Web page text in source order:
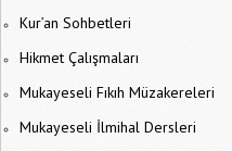
Kur’an Sohbetleri
Hikmet Çalışmaları
Mukayeseli Fıkıh Müzakereleri
Mukayeseli İlmihal Dersleri